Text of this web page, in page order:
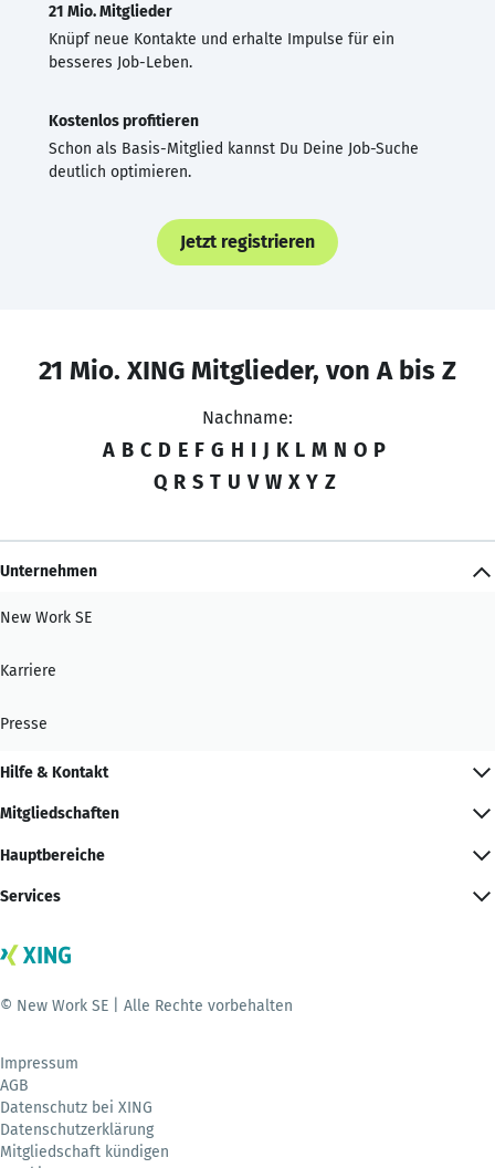
21 Mio. Mitglieder
Knüpf neue Kontakte und erhalte Impulse für ein
besseres Job-Leben.
Kostenlos profitieren
Schon als Basis-Mitglied kannst Du Deine Job-Suche
deutlich optimieren.
Jetzt registrieren
21 Mio. XING Mitglieder, von A bis Z
Nachname:
A B C D E F G H I J K L M N O P
Q R S T U V W X Y Z
Unternehmen
New Work SE
Karriere
Presse
Hilfe & Kontakt
Mitgliedschaften
Hauptbereiche
Services
© New Work SE | Alle Rechte vorbehalten
Impressum
AGB
Datenschutz bei XING
Datenschutzerklärung
Mitgliedschaft kündigen